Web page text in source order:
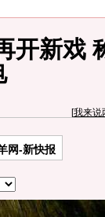
开新戏
[我来说
网-新快报